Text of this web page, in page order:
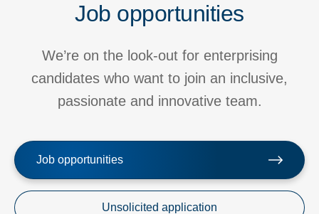
Job opportunities
We’re on the look-out for enterprising
candidates who want to join an inclusive,
passionate and innovative team.
Job opportunities
Unsolicited application